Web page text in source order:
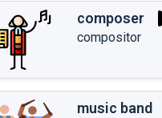
composer
compositor
music band